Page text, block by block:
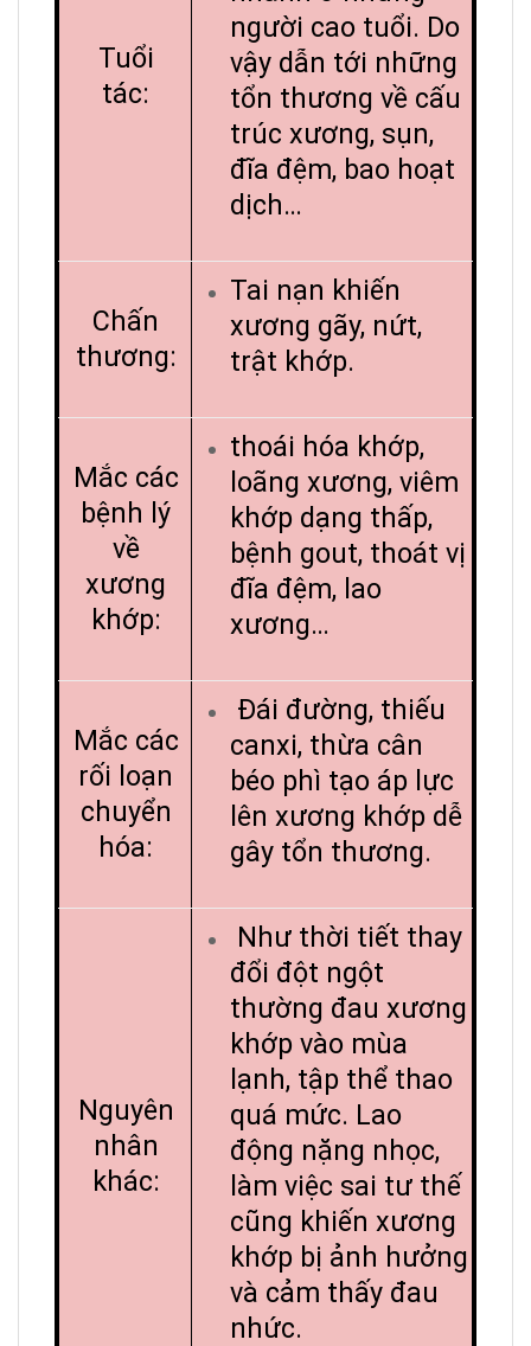
Tuổi
tác:
người cao tuổi. Do
vậy dẫn tới những
tổn thương về cấu
trúc xương, sụn,
đĩa đệm, bao hoạt
dịch…
Chấn
thương:
Tai nạn khiến
xương gãy, nứt,
trật khớp.
Mắc các
bệnh lý
về
xương
khớp:
thoái hóa khớp,
loãng xương, viêm
khớp dạng thấp,
bệnh gout, thoát vị
đĩa đệm, lao
xương…
Mắc các
rối loạn
chuyển
hóa:
Đái đường, thiếu
canxi, thừa cân
béo phì tạo áp lực
lên xương khớp dễ
gây tổn thương.
Nguyên
nhân
khác:
Như thời tiết thay
đổi đột ngột
thường đau xương
khớp vào mùa
lạnh, tập thể thao
quá mức. Lao
động nặng nhọc,
làm việc sai tư thế
cũng khiến xương
khớp bị ảnh hưởng
và cảm thấy đau
nhức.